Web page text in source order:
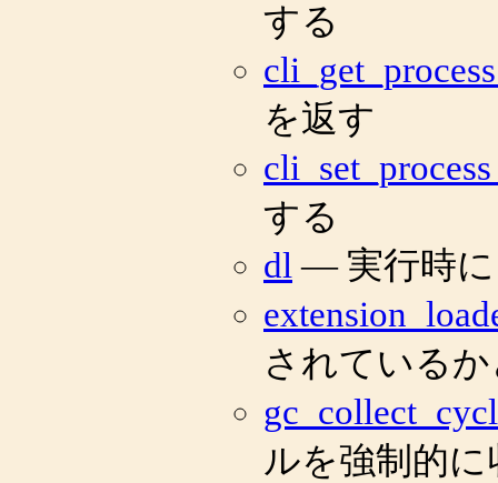
する
を返す
する
dl — 実行時に
されている
ルを強制的